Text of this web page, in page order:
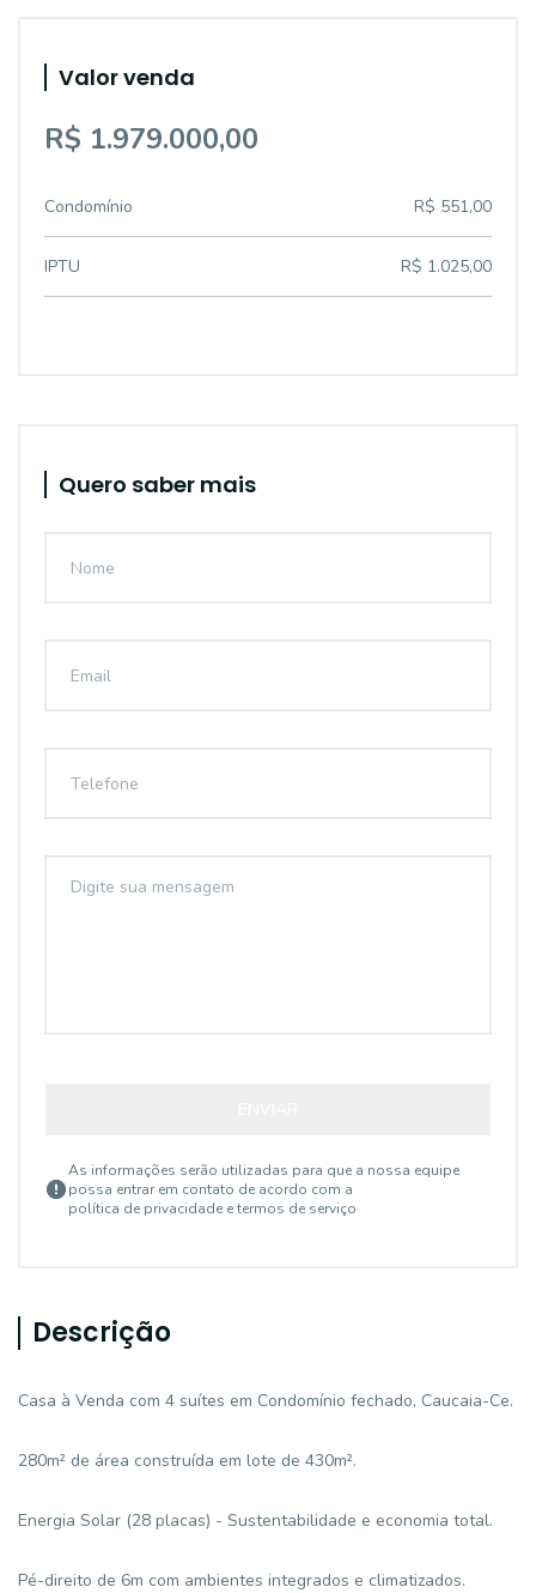
Valor venda
R$ 1.979.000,00
Condomínio R$ 551,00
IPTU R$ 1.025,00
Quero saber mais
As informações serão utilizadas para que a nossa equipe
possa entrar em contato de acordo com a
política de privacidade e termos de serviço
Descrição
Casa à Venda com 4 suítes em Condomínio fechado, Caucaia-Ce.
280m² de área construída em lote de 430m².
Energia Solar (28 placas) - Sustentabilidade e economia total.
Pé-direito de 6m com ambientes integrados e climatizados.